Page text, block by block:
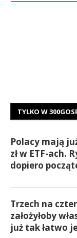
TYLKO W
Polacy mają
zł w ETF-ach.
dopiero
Trzech na
założyłoby
już tak łatwo